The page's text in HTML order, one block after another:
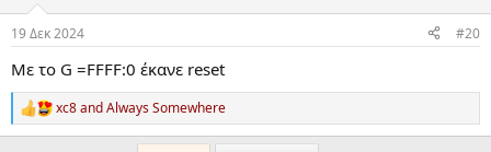
s
19 Δεκ 2024 #20
Mε το G =FFFF:0 έκανε reset
R
e
xc8andAlways Somewhere